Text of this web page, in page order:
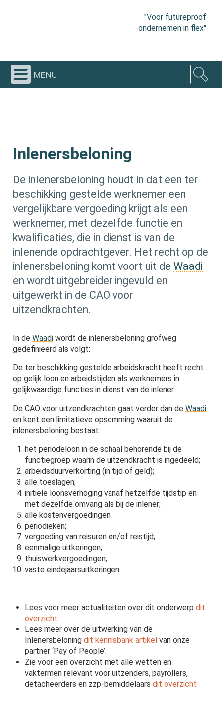
"Voor futureproof
ondernemen in flex"
menu
Inlenersbeloning
De inlenersbeloning houdt in dat een ter
beschikking gestelde werknemer een
vergelijkbare vergoeding krijgt als een
werknemer, met dezelfde functie en
kwalificaties, die in dienst is van de
inlenende opdrachtgever. Het recht op de
inlenersbeloning komt voort uit deWaadi
en wordt uitgebreider ingevuld en
uitgewerkt in de CAO voor
uitzendkrachten.
In deWaadi wordt de inlenersbeloning grofweg
gedefinieerd als volgt:
De ter beschikking gestelde arbeidskracht heeft recht
op gelijk loon en arbeidstijden als werknemers in
gelijkwaardige functies in dienst van de inlener.
De CAO voor uitzendkrachten gaat verder dan deWaadi
en kent een limitatieve opsomming waaruit de
inlenersbeloning bestaat:
het periodeloon in de schaal behorende bij de
functiegroep waarin de uitzendkracht is ingedeeld;
arbeidsduurverkorting (in tijd of geld);
alle toeslagen;
initiële loonsverhoging vanaf hetzelfde tijdstip en
met dezelfde omvang als bij de inlener;
alle kostenvergoedingen;
periodieken;
vergoeding van reisuren en/of reistijd;
eenmalige uitkeringen;
thuiswerkvergoedingen;
vaste eindejaarsuitkeringen.
Lees voor meer actualiteiten over dit onderwerpdit
overzicht.
Lees meer over de uitwerking van de
Inlenersbeloningdit kennisbank artikel van onze
partner ‘Pay of People’.
Zie voor een overzicht met alle wetten en
vaktermen relevant voor uitzenders, payrollers,
detacheerders en zzp-bemiddelaars dit overzicht